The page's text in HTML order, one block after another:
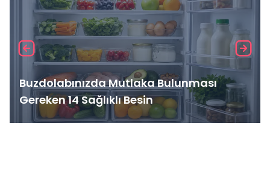
Buzdolabınızda Mutlaka Bulunması
Gereken 14 Sağlıklı Besin